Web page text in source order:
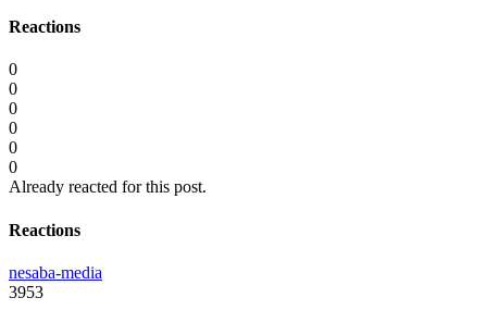
Reactions
0
0
0
0
0
0
Already reacted for this post.
Reactions
nesaba-media
3953